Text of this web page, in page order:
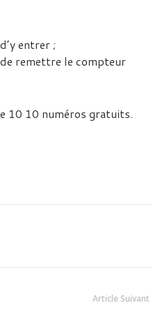
entrer ;
remettre le compteur
10 10 numéros gratuits.
Article Suivant